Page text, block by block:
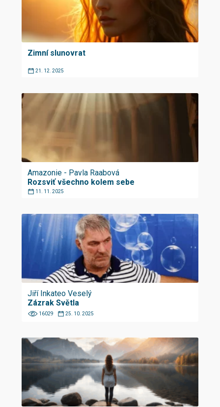
Zimní slunovrat
21. 12. 2025
Amazonie - Pavla Raabová
Rozsviť všechno kolem sebe
11. 11. 2025
Jiří Inkateo Veselý
Zázrak Světla
16029 25. 10. 2025